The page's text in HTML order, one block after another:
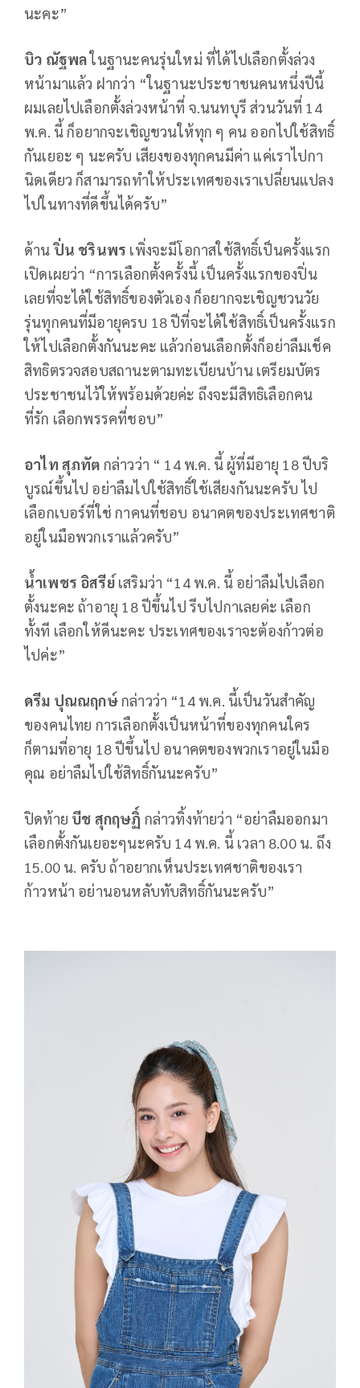
นะคะ”
บิว ณัฐพลในฐานะคนรุ่นใหม่ ที่ได้ไปเลือกตั้งล่วง
หน้ามาแล้ว ฝากว่า “ในฐานะประชาชนคนหนึ่งปีนี้
ผมเลยไปเลือกตั้งล่วงหน้าที่ จ.นนทบุรี ส่วนวันที่ 14
พ.ค. นี้ ก็อยากจะเชิญชวนให้ทุก ๆ คน ออกไปใช้สิทธิ์
กันเยอะ ๆ นะครับ เสียงของทุกคนมีค่า แค่เราไปกา
นิดเดียว ก็สามารถทำให้ประเทศของเราเปลี่ยนแปลง
ไปในทางที่ดีขึ้นได้ครับ”
ด้านปิ่น ชรินพร เพิ่งจะมีโอกาสใช้สิทธิ์เป็นครั้งแรก
เปิดเผยว่า “การเลือกตั้งครั้งนี้ เป็นครั้งแรกของปิ่น
เลยที่จะได้ใช้สิทธิ์ของตัวเอง ก็อยากจะเชิญชวนวัย
รุ่นทุกคนที่มีอายุครบ 18 ปีที่จะได้ใช้สิทธิ์เป็นครั้งแรก
ให้ไปเลือกตั้งกันนะคะ แล้วก่อนเลือกตั้งก็อย่าลืมเช็ค
สิทธิตรวจสอบสถานะตามทะเบียนบ้าน เตรียมบัตร
ประชาชนไว้ให้พร้อมด้วยค่ะ ถึงจะมีสิทธิเลือกคน
ที่รัก เลือกพรรคที่ชอบ”
อาไท สุภทัต กล่าวว่า “ 14 พ.ค. นี้ ผู้ที่มีอายุ 18 ปีบริ
บูรณ์ขึ้นไป อย่าลืมไปใช้สิทธิ์ใช้เสียงกันนะครับ ไป
เลือกเบอร์ที่ใช่ กาคนที่ชอบ อนาคตของประเทศชาติ
อยู่ในมือพวกเราแล้วครับ”
น้ำเพชร อิสรีย์เสริมว่า “14 พ.ค. นี้ อย่าลืมไปเลือก
ตั้งนะคะ ถ้าอายุ 18 ปีขึ้นไป รีบไปกาเลยค่ะ เลือก
ทั้งที เลือกให้ดีนะคะ ประเทศของเราจะต้องก้าวต่อ
ไปค่ะ”
ดรีม ปุณณฤกษ์กล่าวว่า “14 พ.ค. นี้เป็นวันสำคัญ
ของคนไทย การเลือกตั้งเป็นหน้าที่ของทุกคนใคร
ก็ตามที่อายุ 18 ปีขึ้นไป อนาคตของพวกเราอยู่ในมือ
คุณ อย่าลืมไปใช้สิทธิ์กันนะครับ”
ปิดท้าย บีช สุกฤษฏิ์ กล่าวทิ้งท้ายว่า “อย่าลืมออกมา
เลือกตั้งกันเยอะๆนะครับ 14 พ.ค. นี้ เวลา 8.00 น. ถึง
15.00 น. ครับ ถ้าอยากเห็นประเทศชาติของเรา
ก้าวหน้า อย่านอนหลับทับสิทธิ์กันนะครับ”